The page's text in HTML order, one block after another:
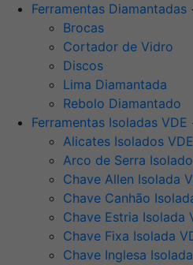
Ferramentas Diamantadas
Brocas
Cortador de Vidro
Discos
Lima Diamantada
Rebolo Diamantado
Ferramentas Isoladas VDE
Alicates Isolados VDE
Arco de Serra
Chave Allen Isolada
Chave Canhão
Chave Estria Isolada
Chave Fixa Isolada
Chave Inglesa